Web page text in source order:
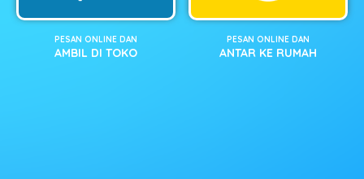
PESAN ONLINE DAN
AMBIL DI TOKO
PESAN ONLINE DAN
ANTAR KE RUMAH